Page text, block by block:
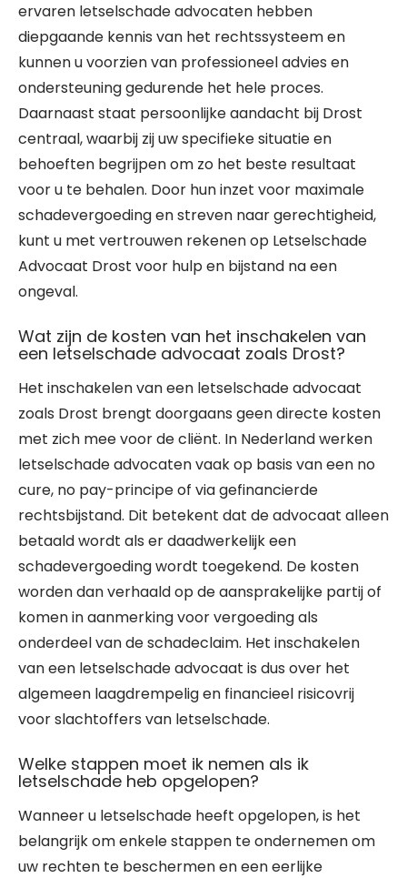
ervaren letselschade advocaten hebben
diepgaande kennis van het rechtssysteem en
kunnen u voorzien van professioneel advies en
ondersteuning gedurende het hele proces.
Daarnaast staat persoonlijke aandacht bij Drost
centraal, waarbij zij uw specifieke situatie en
behoeften begrijpen om zo het beste resultaat
voor u te behalen. Door hun inzet voor maximale
schadevergoeding en streven naar gerechtigheid,
kunt u met vertrouwen rekenen op Letselschade
Advocaat Drost voor hulp en bijstand na een
ongeval.
Wat zijn de kosten van het inschakelen van
een letselschade advocaat zoals Drost?
Het inschakelen van een letselschade advocaat
zoals Drost brengt doorgaans geen directe kosten
met zich mee voor de cliënt. In Nederland werken
letselschade advocaten vaak op basis van een no
cure, no pay-principe of via gefinancierde
rechtsbijstand. Dit betekent dat de advocaat alleen
betaald wordt als er daadwerkelijk een
schadevergoeding wordt toegekend. De kosten
worden dan verhaald op de aansprakelijke partij of
komen in aanmerking voor vergoeding als
onderdeel van de schadeclaim. Het inschakelen
van een letselschade advocaat is dus over het
algemeen laagdrempelig en financieel risicovrij
voor slachtoffers van letselschade.
Welke stappen moet ik nemen als ik
letselschade heb opgelopen?
Wanneer u letselschade heeft opgelopen, is het
belangrijk om enkele stappen te ondernemen om
uw rechten te beschermen en een eerlijke